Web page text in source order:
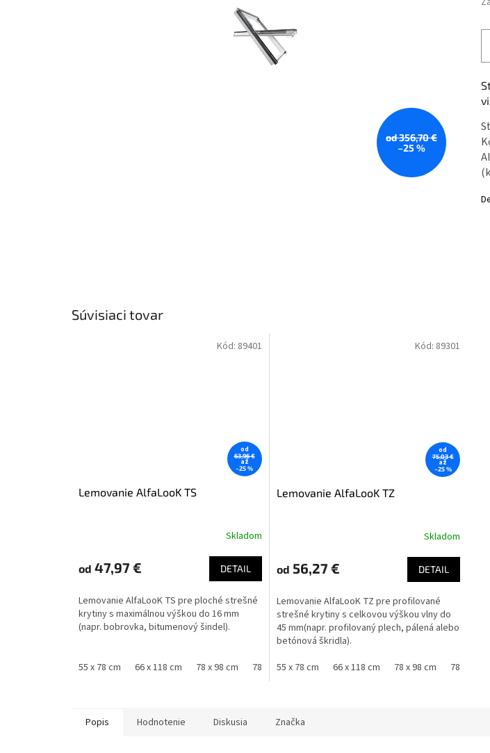
od 356,70 €
–25 %
Súvisiaci tovar
od
63,96 €
až
–25 %
Lemovanie AlfaLooK TS
Skladom
od 47,97 € DETAIL
Lemovanie AlfaLooK TS pre ploché strešné
krytiny s maximálnou výškou do 16 mm
(napr. bobrovka, bitumenový šindel).
55 x 78 cm 66 x 118 cm 78 x 98 cm 78 x 118 cm
Kód: 89401
od
75,03 €
až
–25 %
Lemovanie AlfaLooK TZ
Skladom
od 56,27 € DETAIL
Lemovanie AlfaLooK TZ pre profilované
strešné krytiny s celkovou výškou vlny do
45 mm(napr. profilovaný plech, pálená alebo
betónová škridla).
55 x 78 cm
66 x 118 cm 78 x 98 cm 78 x 118 cm
Kód: 89301
Popis Hodnotenie Diskusia Značka